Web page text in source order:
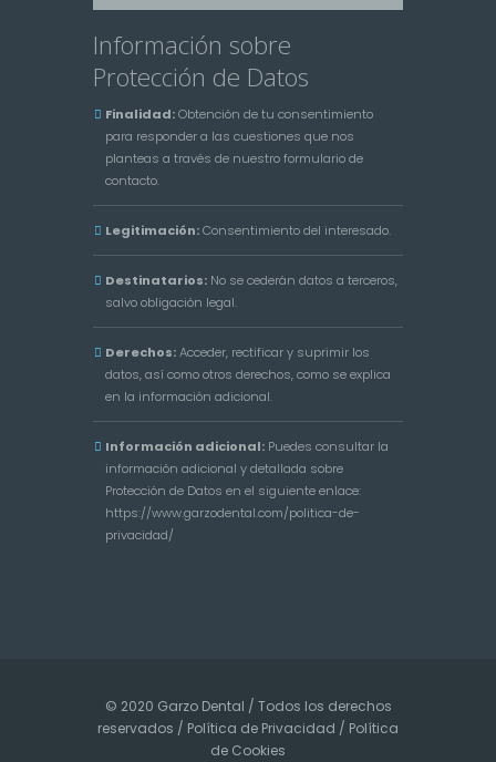
Información sobre
Protección de Datos
Finalidad:Obtención de tu consentimiento
para responder a las cuestiones que nos
planteas a través de nuestro formulario de
contacto.
Legitimación:Consentimiento del interesado.
Destinatarios: No se cederán datos a terceros,
salvo obligación legal.
Derechos:Acceder, rectificar y suprimir los
datos, así como otros derechos, como se explica
en la información adicional.
Información adicional: Puedes consultar la
información adicional y detallada sobre
Protección de Datos en el siguiente enlace:
https://www.garzodental.com/politica-de-
privacidad/
© 2020 Garzo Dental / Todos los derechos
reservados / Política de Privacidad / Política
de Cookies